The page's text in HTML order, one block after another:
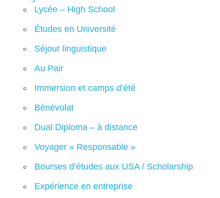
Lycée – High School
Études en Université
Séjour linguistique
Au Pair
Immersion et camps d’été
Bénévolat
Dual Diploma – à distance
Voyager « Responsable »
Bourses d’études aux USA / Scholarship
Expérience en entreprise